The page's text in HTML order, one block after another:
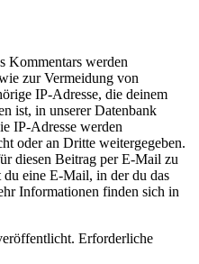
Kommentars werden
zur Vermeidung von
IP-Adresse, die deinem
ist, in unserer Datenbank
IP-Adresse werden
oder an Dritte weitergegeben.
diesen Beitrag per E-Mail zu
du eine E-Mail, in der du das
Informationen finden sich in
Erforderliche